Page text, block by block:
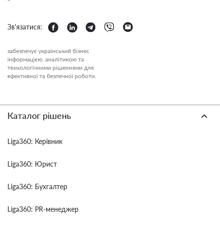
Зв'язатися:
забезпечує український бізнес
інформацією, аналітикою та
технологічними рішеннями для
ефективної та безпечної роботи.
Каталог рішень
Liga360: Керівник
Liga360: Юрист
Liga360: Бухгалтер
Liga360: PR-менеджер